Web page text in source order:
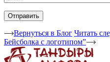
Вернуться в Блог Читать
Бейсболка с логотипом”